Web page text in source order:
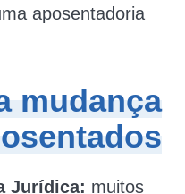
aposentadoria
mudança
Jurídica: muitos